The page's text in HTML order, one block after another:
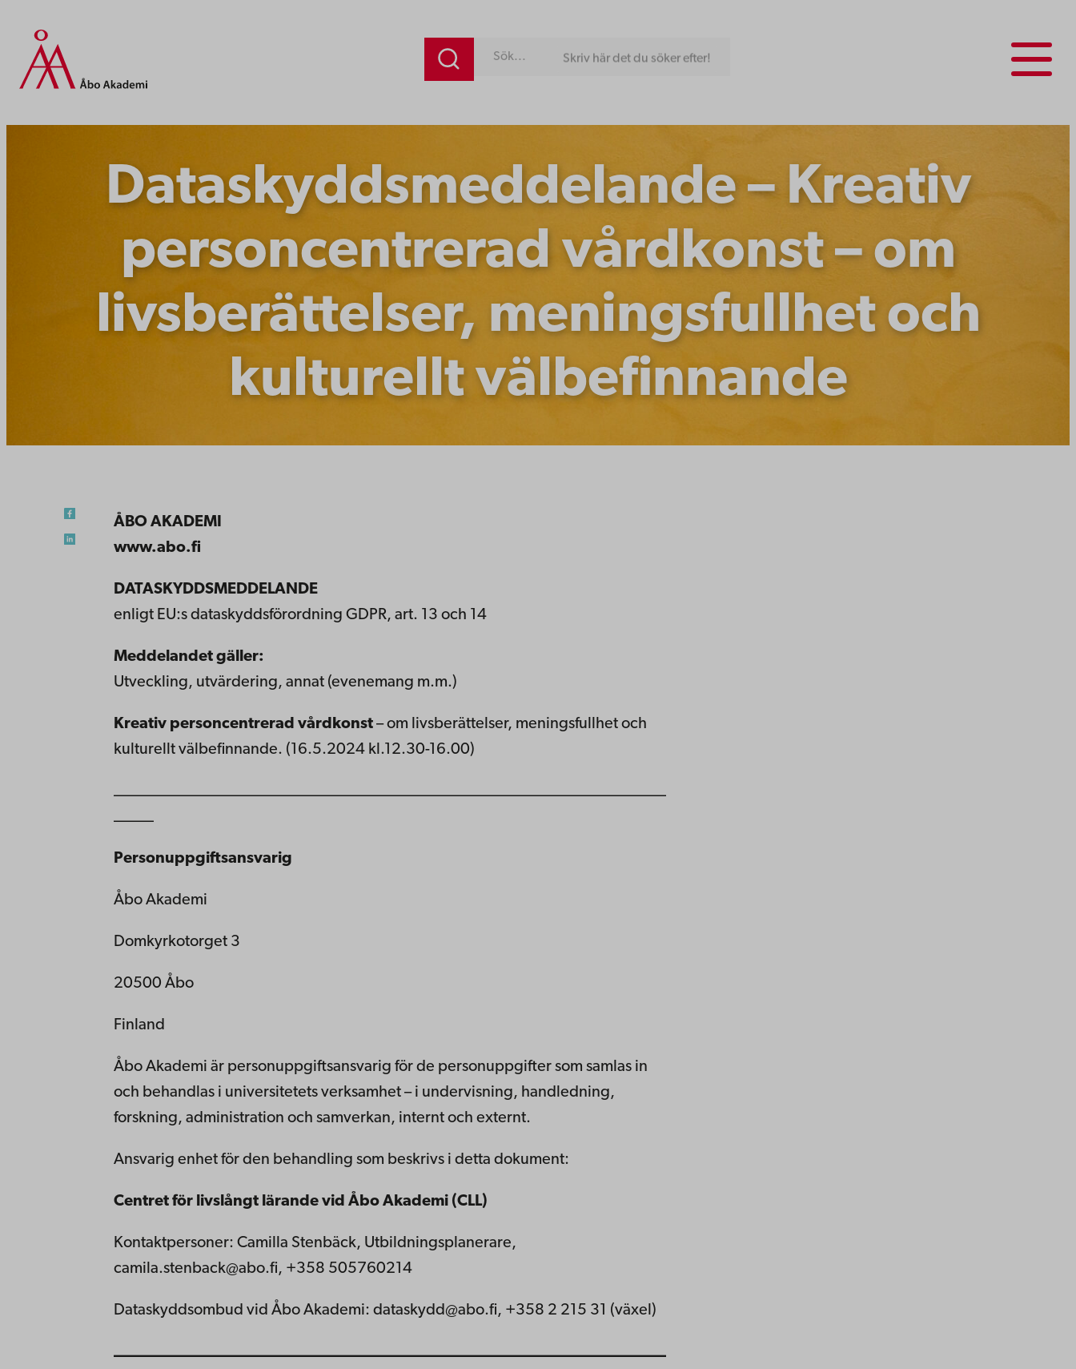
innehåll
Skriv här det du söker efter!
Menu
Dataskyddsmeddelande – Kreativ
personcentrerad vårdkonst – om
livsberättelser, meningsfullhet och
kulturellt välbefinnande
ÅBO AKADEMI
www.abo.fi
DATASKYDDSMEDDELANDE
enligt EU:s dataskyddsförordning GDPR, art. 13 och 14
Meddelandet gäller:
Utveckling, utvärdering, annat (evenemang m.m.)
Kreativ personcentrerad vårdkonst – om livsberättelser, meningsfullhet och
kulturellt välbefinnande. (16.5.2024 kl.12.30-16.00)
_____________________________________________________________________
_____
Personuppgiftsansvarig
Åbo Akademi
Domkyrkotorget 3
20500 Åbo
Finland
Åbo Akademi är personuppgiftsansvarig för de personuppgifter som samlas in
och behandlas i universitetets verksamhet – i undervisning, handledning,
forskning, administration och samverkan, internt och externt.
Ansvarig enhet för den behandling som beskrivs i detta dokument:
Centret för livslångt lärande vid Åbo Akademi (CLL)
Kontaktpersoner: Camilla Stenbäck, Utbildningsplanerare,
camila.stenback@abo.fi, +358 505760214
Dataskyddsombud vid Åbo Akademi: dataskydd@abo.fi, +358 2 215 31 (växel)
_____________________________________________________________________